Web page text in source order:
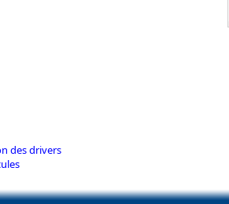
des drivers